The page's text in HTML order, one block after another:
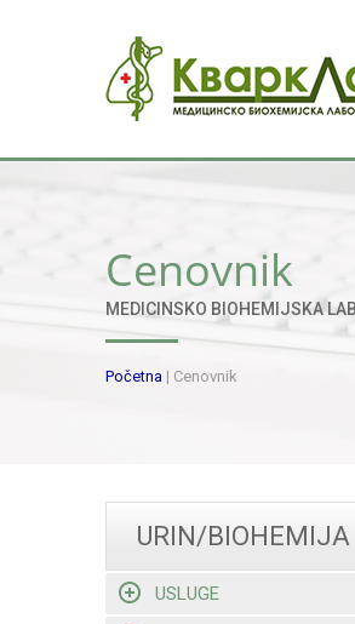
Cenovnik
MEDICINSKO BIOHEMIJSKA
Početna | Cenovnik
URIN/BIOHEMIJA
USLUGE